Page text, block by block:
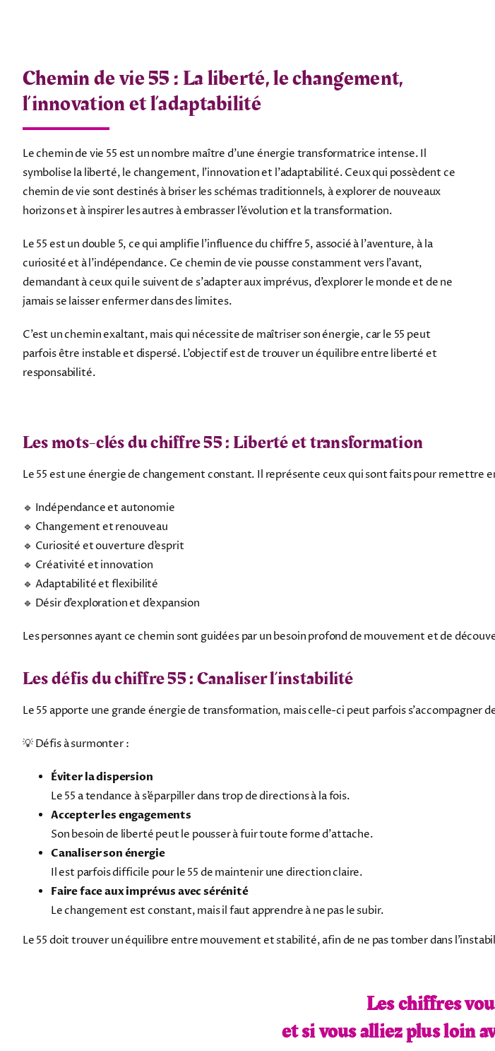
Chemin de vie 55 : La liberté, le changement,
l’innovation et l’adaptabilité
Le chemin de vie 55 est un nombre maître d’une énergie transformatrice intense. Il
symbolise la liberté, le changement, l’innovation et l’adaptabilité. Ceux qui possèdent ce
chemin de vie sont destinés à briser les schémas traditionnels, à explorer de nouveaux
horizons et à inspirer les autres à embrasser l’évolution et la transformation.
Le 55 est un double 5, ce qui amplifie l’influence du chiffre 5, associé à l’aventure, à la
curiosité et à l’indépendance. Ce chemin de vie pousse constamment vers l’avant,
demandant à ceux qui le suivent de s’adapter aux imprévus, d’explorer le monde et de ne
jamais se laisser enfermer dans des limites.
C’est un chemin exaltant, mais qui nécessite de maîtriser son énergie, car le 55 peut
parfois être instable et dispersé. L’objectif est de trouver un équilibre entre liberté et
responsabilité.
Les mots-clés du chiffre 55 : Liberté et transformation
Le 55 est une énergie de changement constant. Il représente ceux qui sont faits pour remettre
🔹 Indépendance et autonomie
🔹 Changement et renouveau
🔹 Curiosité et ouverture d’esprit
🔹 Créativité et innovation
🔹 Adaptabilité et flexibilité
🔹 Désir d’exploration et d’expansion
Les personnes ayant ce chemin sont guidées par un besoin profond de mouvement et de
Les défis du chiffre 55 : Canaliser l’instabilité
Le 55 apporte une grande énergie de transformation, mais celle-ci peut parfois s’accompagner
💡 Défis à surmonter :
Éviter la dispersion
Le 55 a tendance à s’éparpiller dans trop de directions à la fois.
Accepter les engagements
Son besoin de liberté peut le pousser à fuir toute forme d’attache.
Canaliser son énergie
Il est parfois difficile pour le 55 de maintenir une direction claire.
Faire face aux imprévus avec sérénité
Le changement est constant, mais il faut apprendre à ne pas le subir.
Le 55 doit trouver un équilibre entre mouvement et stabilité, afin de ne pas tomber dans
Les chiffres
et si vous alliez plus loin